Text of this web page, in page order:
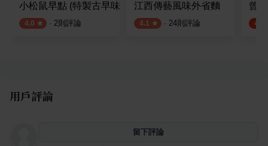
小松鼠早點 (特製古早味蛋餅)
4.0 · 2則評論
江西傳藝風味外省麵
4.1 · 24則評論
曾
4.8
用戶評論
留下評論